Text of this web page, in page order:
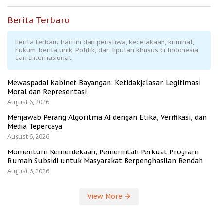
Berita Terbaru
Berita terbaru hari ini dari peristiwa, kecelakaan, kriminal,
hukum, berita unik, Politik, dan liputan khusus di Indonesia
dan Internasional.
Mewaspadai Kabinet Bayangan: Ketidakjelasan Legitimasi
Moral dan Representasi
August 6, 2026
Menjawab Perang Algoritma AI dengan Etika, Verifikasi, dan
Media Tepercaya
August 6, 2026
Momentum Kemerdekaan, Pemerintah Perkuat Program
Rumah Subsidi untuk Masyarakat Berpenghasilan Rendah
August 6, 2026
View More